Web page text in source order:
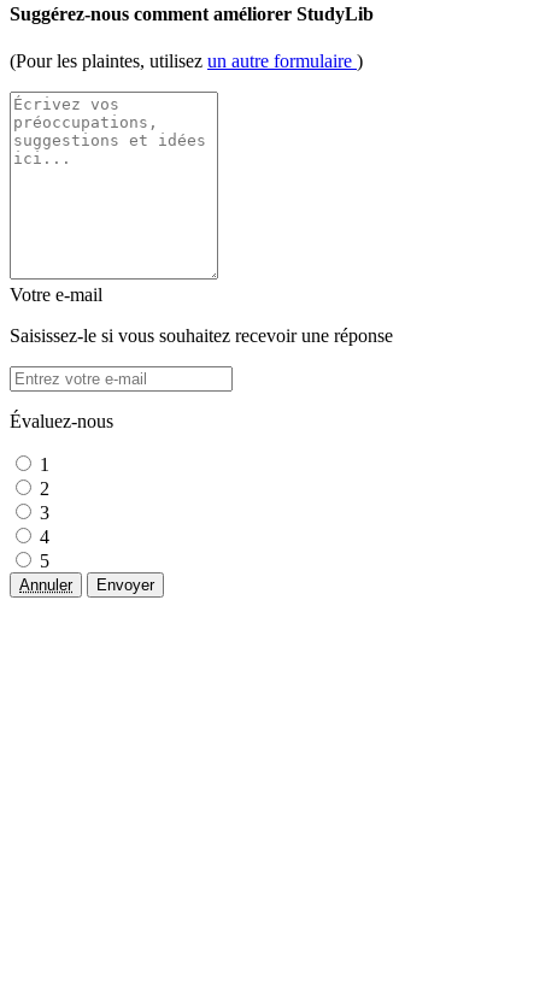
Suggérez-nous comment améliorer StudyLib
(Pour les plaintes, utilisez un autre formulaire )
Votre e-mail
Saisissez-le si vous souhaitez recevoir une réponse
Évaluez-nous
1
2
3
4
5
Annuler Envoyer